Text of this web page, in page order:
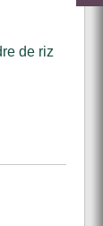
de riz